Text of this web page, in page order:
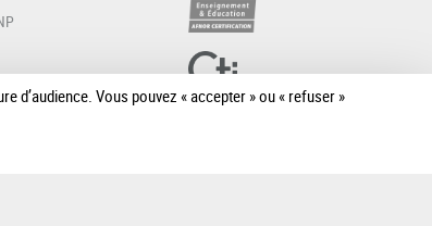
d’audience. Vous pouvez « accepter » ou « refuser »